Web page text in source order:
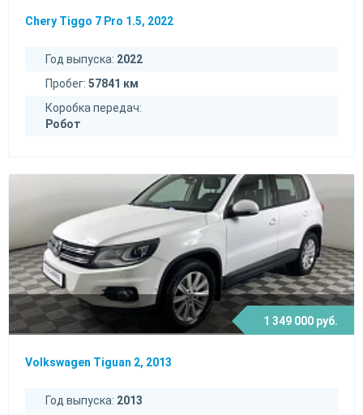
Chery Tiggo 7 Pro 1.5, 2022
Год выпуска: 2022
Пробег: 57841 км
Коробка передач:
Робот
1 349 000 руб.
Volkswagen Tiguan 2, 2013
Год выпуска: 2013